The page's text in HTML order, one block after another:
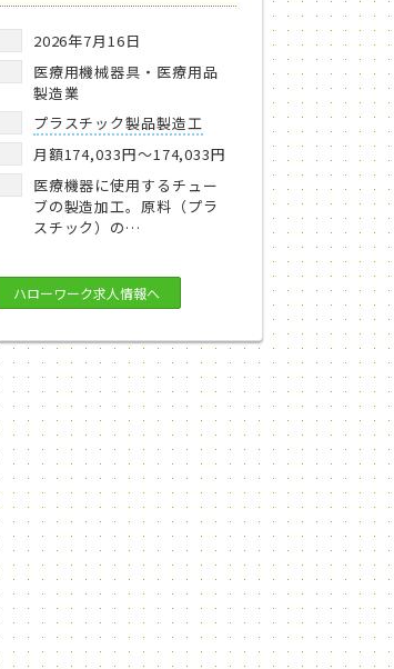
2026年7月16日
医療用機械器具・医療用品
製造業
プラスチック製品製造工
月額174,033円～174,033円
医療機器に使用するチュー
ブの製造加工。原料（プラ
スチック）の…
ハローワーク求人情報へ